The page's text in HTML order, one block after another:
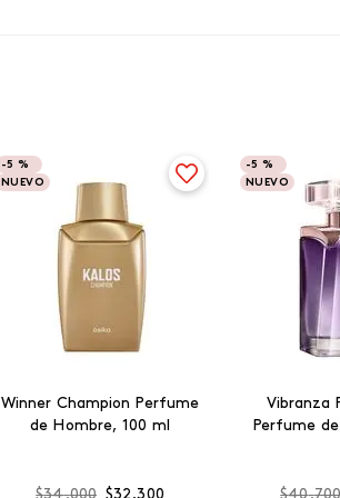
-5 %
NUEVO
Winner Champion Perfume
de Hombre, 100 ml
-5 %
NUEVO
Vibranza
Perfume